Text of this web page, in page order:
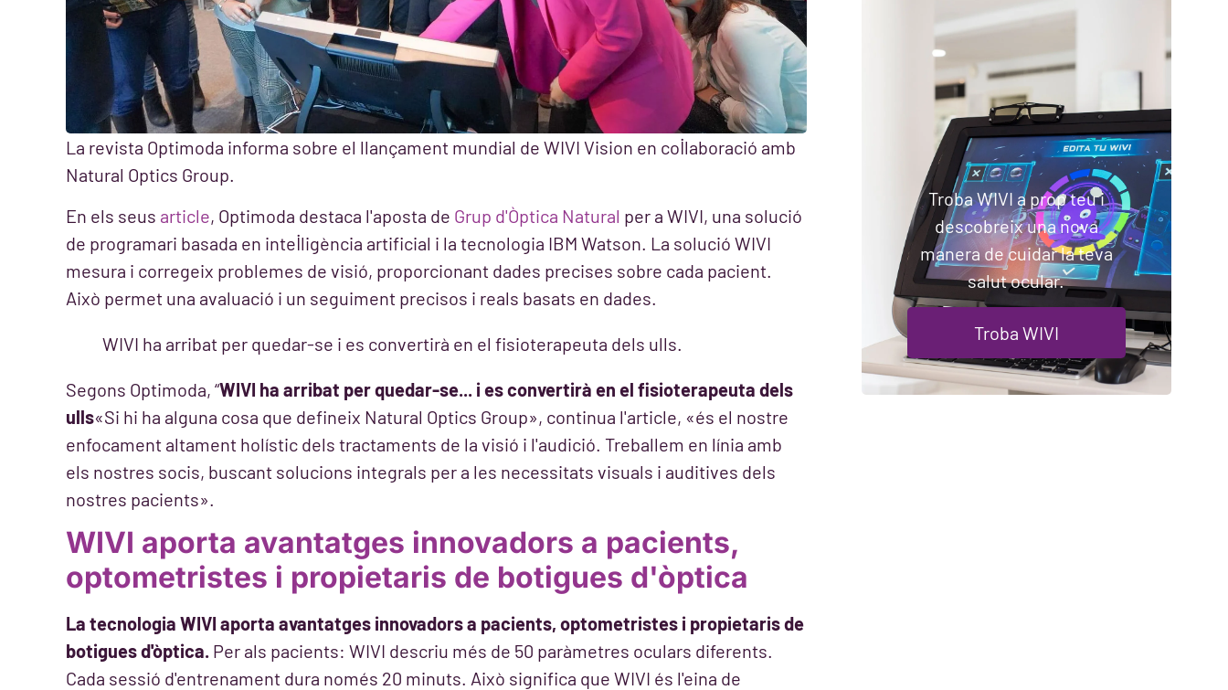
La revista Optimoda informa sobre el llançament mundial de WIVI Vision en col·laboració amb
Natural Optics Group.
En els seus article, Optimoda destaca l'aposta de Grup d'Òptica Natural per a WIVI, una solució
de programari basada en intel·ligència artificial i la tecnologia IBM Watson. La solució WIVI
mesura i corregeix problemes de visió, proporcionant dades precises sobre cada pacient.
Això permet una avaluació i un seguiment precisos i reals basats en dades.
WIVI ha arribat per quedar-se i es convertirà en el fisioterapeuta dels ulls.
Segons Optimoda, “WIVI ha arribat per quedar-se... i es convertirà en el fisioterapeuta dels
ulls«Si hi ha alguna cosa que defineix Natural Optics Group», continua l'article, «és el nostre
enfocament altament holístic dels tractaments de la visió i l'audició. Treballem en línia amb
els nostres socis, buscant solucions integrals per a les necessitats visuals i auditives dels
nostres pacients».
WIVI aporta avantatges innovadors a pacients,
optometristes i propietaris de botigues d'òptica
La tecnologia WIVI aporta avantatges innovadors a pacients, optometristes i propietaris de
botigues d'òptica. Per als pacients: WIVI descriu més de 50 paràmetres oculars diferents.
Cada sessió d'entrenament dura només 20 minuts. Això significa que WIVI és l'eina de
Troba WIVI a prop teu i
descobreix una nova
manera de cuidar la teva
salut ocular.
Troba WIVI